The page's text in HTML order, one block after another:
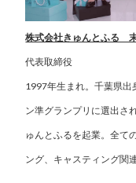
株式会社きゅんとふる
代表取締役
1997年生まれ。千葉県出
ン準グランプリに選出さ
ゅんとふるを起業。全て
ング、キャスティング関